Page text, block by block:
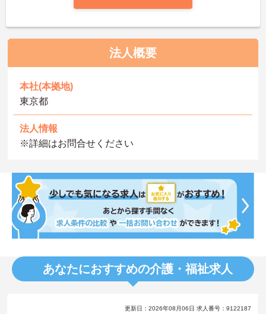
法人概要
本社(本拠地)
東京都
法人情報
※詳細はお問合せください
あなたにおすすめの介護・福祉求人
更新日：2026年08月06日 求人番号：9122187